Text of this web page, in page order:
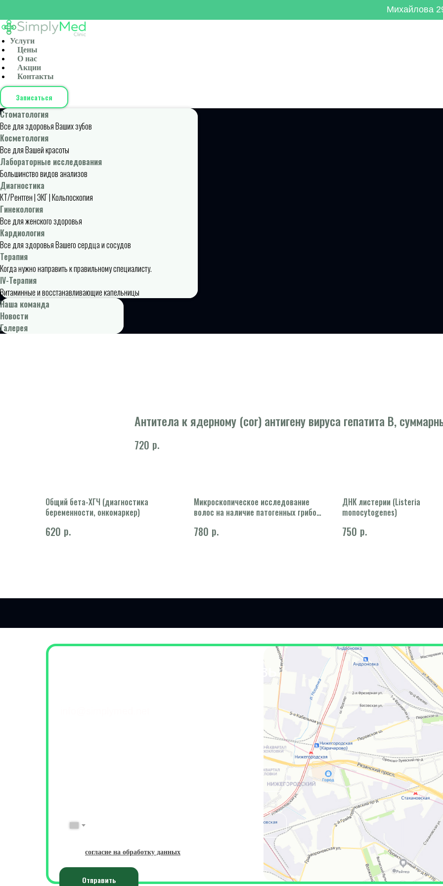
Михайлова
Услуги
Цены
О нас
Акции
Контакты
Записаться
Стоматология
Все для здоровья Ваших зубов
Косметология
Все для Вашей красоты
Лабораторные исследования
Большинство видов анализов
Диагностика
КТ/Рентген | ЭКГ | Кольпоскопия
Гинекология
Все для женского здоровья
Кардиология
Все для здоровья Вашего сердца и сосудов
Терапия
Когда нужно направить к правильному специалисту.
IV-Терапия
Витаминные и восстанавливающие капельницы
Наша команда
Новости
Галерея
Антитела к ядерному (cor) антигену вируса гепатита В,
720 р.
Общий бета-ХГЧ (диагностика
беременности, онкомаркер)
620 р.
Микроскопическое исследование
волос на наличие патогенных грибов,
780 р.
ДНК листерии (Listeria
monocytogenes)
750 р.
согласие на обработку данных
Отправить